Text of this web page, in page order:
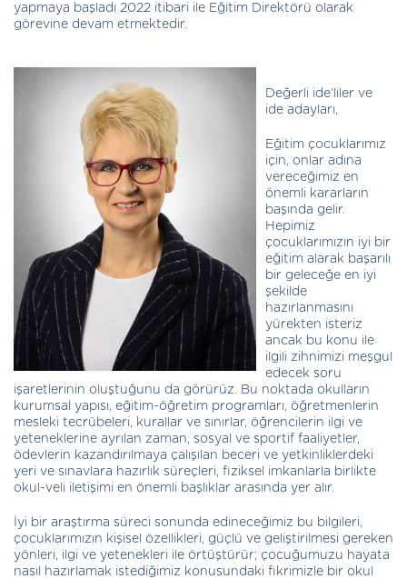
yapmaya başladı 2022 itibari ile Eğitim Direktörü olarak
görevine devam etmektedir.
Değerli ide’liler ve
ide adayları,
Eğitim çocuklarımız
için, onlar adına
vereceğimiz en
önemli kararların
başında gelir.
Hepimiz
çocuklarımızın iyi bir
eğitim alarak başarılı
bir geleceğe en iyi
şekilde
hazırlanmasını
yürekten isteriz
ancak bu konu ile
ilgili zihnimizi meşgul
edecek soru
işaretlerinin oluştuğunu da görürüz. Bu noktada okulların
kurumsal yapısı, eğitim-öğretim programları, öğretmenlerin
mesleki tecrübeleri, kurallar ve sınırlar, öğrencilerin ilgi ve
yeteneklerine ayrılan zaman, sosyal ve sportif faaliyetler,
ödevlerin kazandırılmaya çalışılan beceri ve yetkinliklerdeki
yeri ve sınavlara hazırlık süreçleri, fiziksel imkanlarla birlikte
okul-veli iletişimi en önemli başlıklar arasında yer alır.
İyi bir araştırma süreci sonunda edineceğimiz bu bilgileri,
çocuklarımızın kişisel özellikleri, güçlü ve geliştirilmesi gereken
yönleri, ilgi ve yetenekleri ile örtüştürür; çocuğumuzu hayata
nasıl hazırlamak istediğimiz konusundaki fikrimizle bir okul